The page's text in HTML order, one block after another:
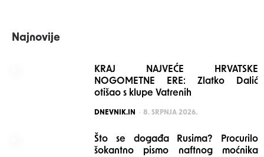
Najnovije
KRAJ NAJVEĆE HRVATSKE
NOGOMETNE ERE: Zlatko Dalić
otišao s klupe Vatrenih
POSTED
DNEVNIK.IN 8. SRPNJA 2026.
Što se događa Rusima? Procurilo
šokantno pismo naftnog moćnika